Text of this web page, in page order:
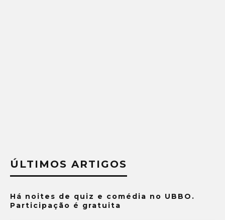
ÚLTIMOS ARTIGOS
Há noites de quiz e comédia no UBBO.
Participação é gratuita